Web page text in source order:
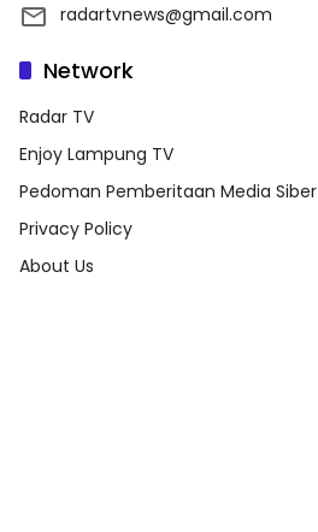
radartvnews@gmail.com
Network
Radar TV
Enjoy Lampung TV
Pedoman Pemberitaan Media Siber
Privacy Policy
About Us